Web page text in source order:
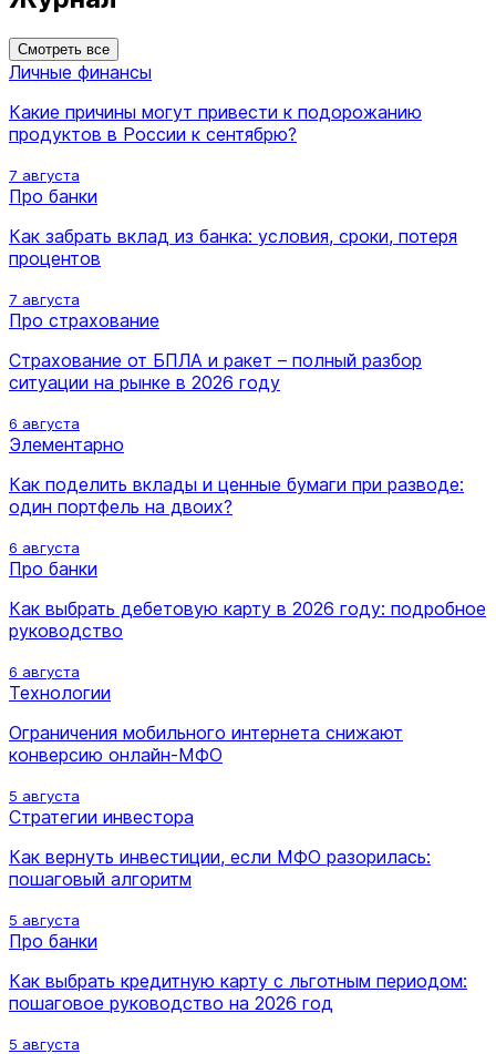
Смотреть все
Личные финансы
Какие причины могут привести к подорожанию
продуктов в России к сентябрю?
7 августа
Про банки
Как забрать вклад из банка: условия, сроки, потеря
процентов
7 августа
Про страхование
Страхование от БПЛА и ракет – полный разбор
ситуации на рынке в 2026 году
6 августа
Элементарно
Как поделить вклады и ценные бумаги при разводе:
один портфель на двоих?
6 августа
Про банки
Как выбрать дебетовую карту в 2026 году: подробное
руководство
6 августа
Технологии
Ограничения мобильного интернета снижают
конверсию онлайн-МФО
5 августа
Стратегии инвестора
Как вернуть инвестиции, если МФО разорилась:
пошаговый алгоритм
5 августа
Про банки
Как выбрать кредитную карту с льготным периодом:
пошаговое руководство на 2026 год
5 августа